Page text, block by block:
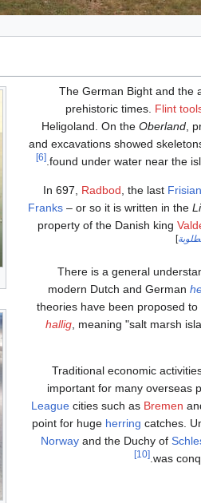
The German Bight and the
prehistoric times. Flint
Heligoland. On the Oberland ,
and excavations showed
found under water near the
[6]
In 697, Radbod , the last Frisian
Franks – or so it is written in the
property of the Danish king
]
There is a general
modern Dutch and German
theories have been proposed
hallig , meaning "salt marsh
Traditional economic
important for many overseas
League cities such as Bremen
point for huge herring catches.
Norway and the Duchy of
was
[10]